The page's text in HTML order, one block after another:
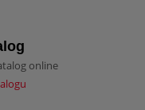
online